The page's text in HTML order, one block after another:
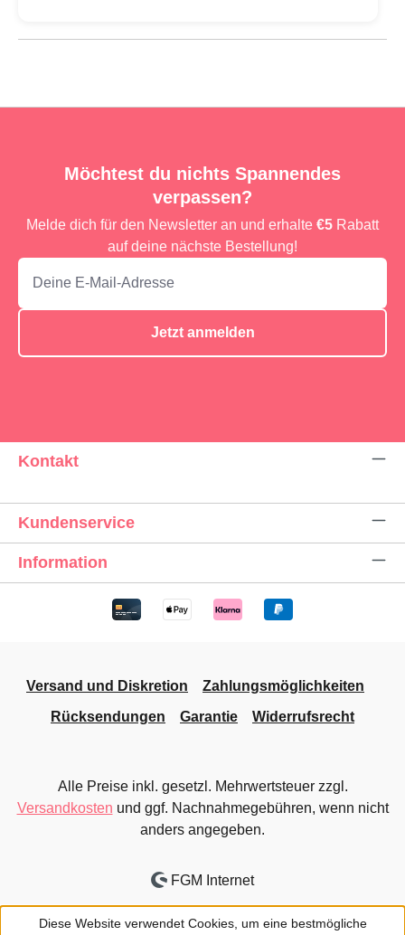
Möchtest du nichts Spannendes
verpassen?
Melde dich für den Newsletter an und erhalte €5 Rabatt
auf deine nächste Bestellung!
Jetzt anmelden
Kontakt
Kundenservice
Information
Versand und Diskretion
Zahlungsmöglichkeiten
Rücksendungen
Garantie Widerrufsrecht
Alle Preise inkl. gesetzl. Mehrwertsteuer zzgl.
Versandkosten und ggf. Nachnahmegebühren, wenn nicht
anders angegeben.
FGM Internet
Diese Website verwendet Cookies, um eine bestmögliche